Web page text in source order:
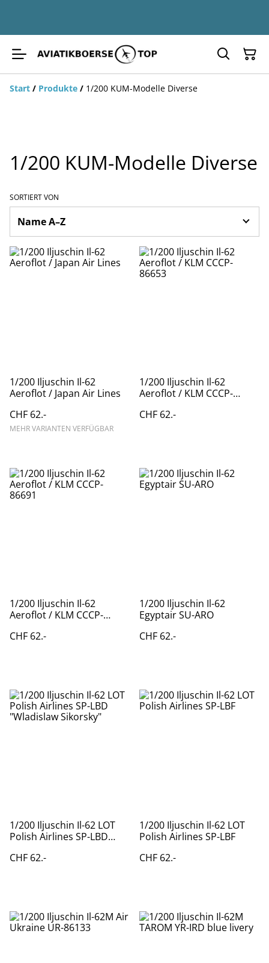
Start / Produkte / 1/200 KUM-Modelle Diverse
1/200 KUM-Modelle Diverse
SORTIERT VON
1/200 Iljuschin Il-62
Aeroflot / Japan Air Lines
CHF 62.-
MEHR VARIANTEN VERFÜGBAR
1/200 Iljuschin Il-62
Aeroflot / KLM CCCP-
CHF 62.-
1/200 Iljuschin Il-62
Aeroflot / KLM CCCP-
CHF 62.-
1/200 Iljuschin Il-62
Egyptair SU-ARO
CHF 62.-
1/200 Iljuschin Il-62 LOT
Polish Airlines SP-LBD
CHF 62.-
1/200 Iljuschin Il-62 LOT
Polish Airlines SP-LBF
CHF 62.-